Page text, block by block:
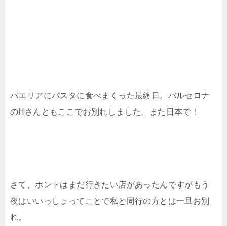
パエリアにパスタに食べまくった最終日。バルセロナ
のHさんともここでお別れしました。また日本で！
さて、ホントはまだ行きたい店があったんですがもう
夜はいいっしょってことで私と同行の方とは一旦お別
れ。